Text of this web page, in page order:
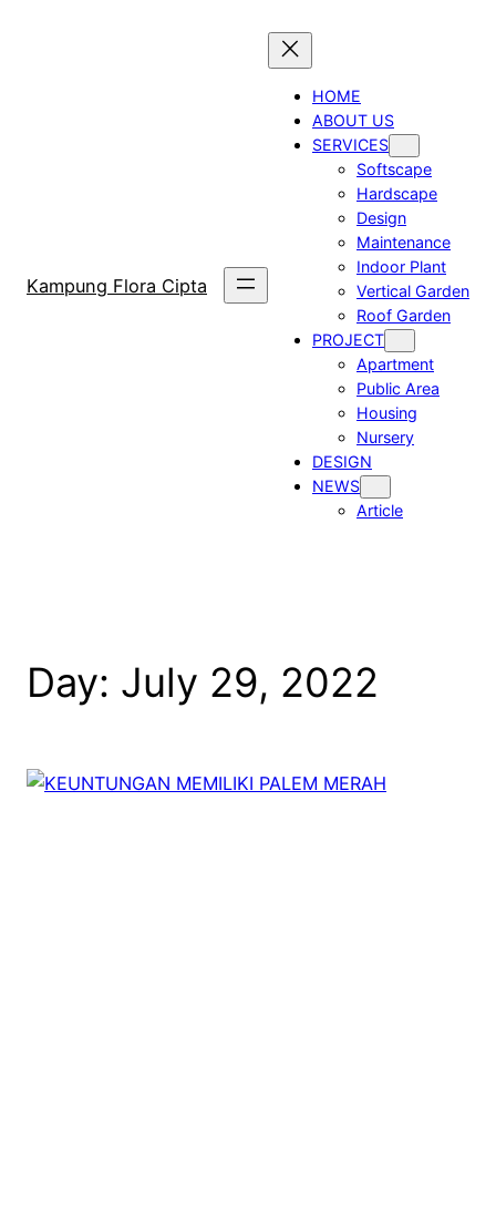
Kampung Flora Cipta
HOME
ABOUT US
SERVICES
Softscape
Hardscape
Design
Maintenance
Indoor Plant
Vertical Garden
Roof Garden
PROJECT
Apartment
Public Area
Housing
Nursery
DESIGN
NEWS
Article
Day: July 29, 2022